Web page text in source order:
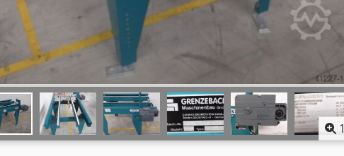
1